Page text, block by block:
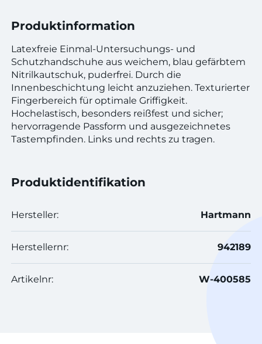
Produktinformation
Latexfreie Einmal-Untersuchungs- und
Schutzhandschuhe aus weichem, blau gefärbtem
Nitrilkautschuk, puderfrei. Durch die
Innenbeschichtung leicht anzuziehen. Texturierter
Fingerbereich für optimale Griffigkeit.
Hochelastisch, besonders reißfest und sicher;
hervorragende Passform und ausgezeichnetes
Tastempfinden. Links und rechts zu tragen.
Produktidentifikation
Hersteller: Hartmann
Herstellernr: 942189
Artikelnr: W-400585